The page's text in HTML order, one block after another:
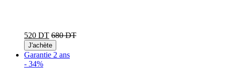
520 DT 680 DT
J'achète
Garantie 2 ans
- 34%